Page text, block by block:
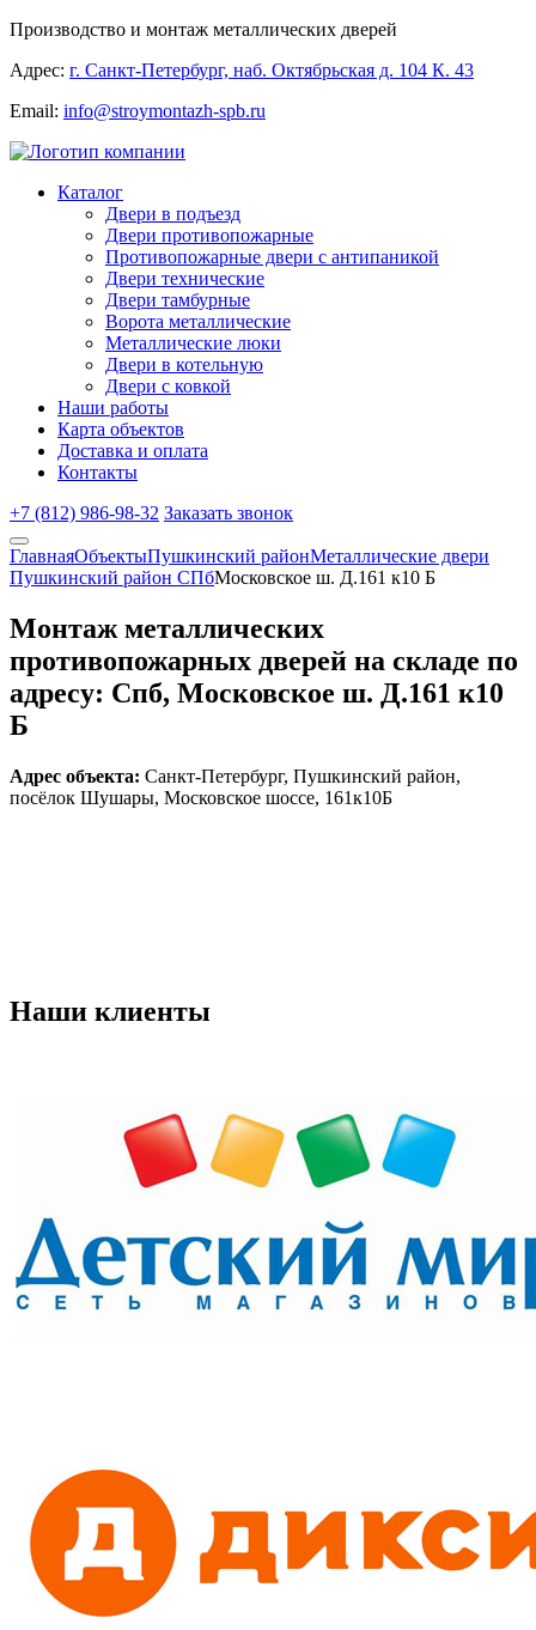
Производство и монтаж металлических дверей
Адрес: г. Санкт-Петербург, наб. Октябрьская д. 104 К. 43
Email: info@stroymontazh-spb.ru
Каталог
Двери в подъезд
Двери противопожарные
Противопожарные двери с антипаникой
Двери технические
Двери тамбурные
Ворота металлические
Металлические люки
Двери в котельную
Двери с ковкой
Наши работы
Карта объектов
Доставка и оплата
Контакты
+7 (812) 986-98-32 Заказать звонок
ГлавнаяОбъектыПушкинский районМеталлические двери
Пушкинский район СПбМосковское ш. Д.161 к10 Б
Монтаж металлических
противопожарных дверей на складе по
адресу: Спб, Московское ш. Д.161 к10
Б
Адрес объекта: Санкт-Петербург, Пушкинский район,
посёлок Шушары, Московское шоссе, 161к10Б
Наши клиенты